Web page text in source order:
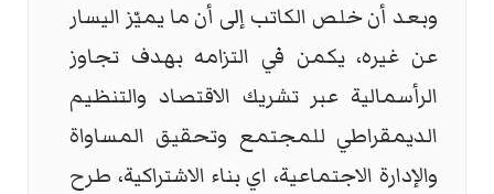
وبعد أن خلص الكاتب إلى أن ما يميّز اليسار
عن غيره، يكمن في التزامه بهدف تجاوز
الرأسمالية عبر تشريك الاقتصاد والتنظيم
الديمقراطي للمجتمع وتحقيق المساواة
والإدارة الاجتماعية، اي بناء الاشتراكية، طرح